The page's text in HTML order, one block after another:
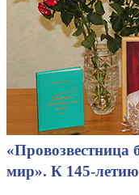
«Провозвестница
мир». К 145-